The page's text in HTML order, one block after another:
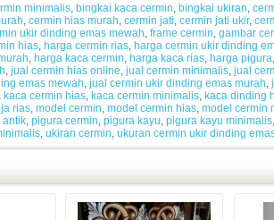
minimalis bingkai kaca cermin bingkai ukiran
cermin hias murah cermin jati cermin jati ukir,
ukir dinding emas mewah frame cermin gambar
hias harga cermin rias harga cermin ukir dinding
harga kaca cermin harga kaca rias harga pigura
jual cermin hias online jual cermin minimalis jual
emas mewah jual cermin ukir dinding emas murah
kaca cermin hias kaca cermin minimalis kaca dinding
rias model cermin model cermin hias model cermin
antik pigura cermin pigura kayu pigura kayu minimalis
ukiran cermin ukuran cermin ukir dinding